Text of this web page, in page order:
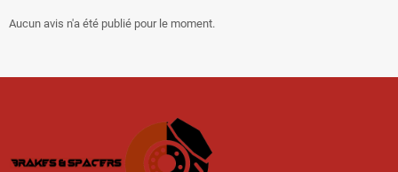
Aucun avis n'a été publié pour le moment.